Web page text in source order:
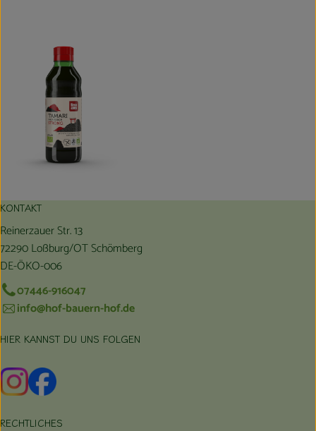
KONTAKT
Reinerzauer Str. 13
72290 Loßburg/OT Schömberg
DE-ÖKO-006
07446-916047
info@hof-bauern-hof.de
HIER KANNST DU UNS FOLGEN
Externer Link zu https://www.instagram.com/hofbauernhof/
Externer Link zu https://www.facebook.com/
RECHTLICHES